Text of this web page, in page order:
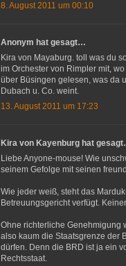
8. August 2011 um 00:10
Anonym hat gesagt…
Kira von Mayaburg. toll was du
im Orchester von Rimpler mit,
über Büsingen gelesen, was da
Dubach u. Co. weint.
13. August 2011 um 17:23
Kira von Kayenburg hat
Liebe Anyone-mouse! Wie
seinem Gefolge mit seinen
Wie jeder weiß, steht das
Betreuungsgericht verfügt.
Ohne richterliche Genehmigung
also kaum die Staatsgrenze der
dürfen. Denn die BRD ist ja ein
Rechtsstaat.